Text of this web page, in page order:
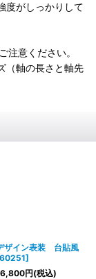
度がしっかりして
注意ください。
（軸の長さと軸先
ザイン表装 台貼風
60251]
円(税込)